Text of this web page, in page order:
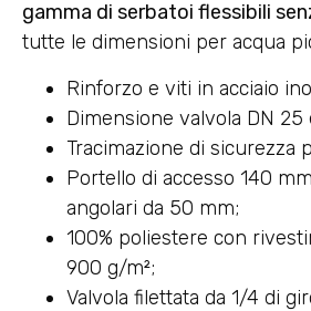
gamma di serbatoi flessibili
tutte le dimensioni per acqua
Rinforzo e viti in acciaio
Dimensione valvola DN 25
Tracimazione di sicurezza
Portello di accesso 140
angolari da 50 mm;
100% poliestere con
900 g/m²;
Valvola filettata da 1/4 di